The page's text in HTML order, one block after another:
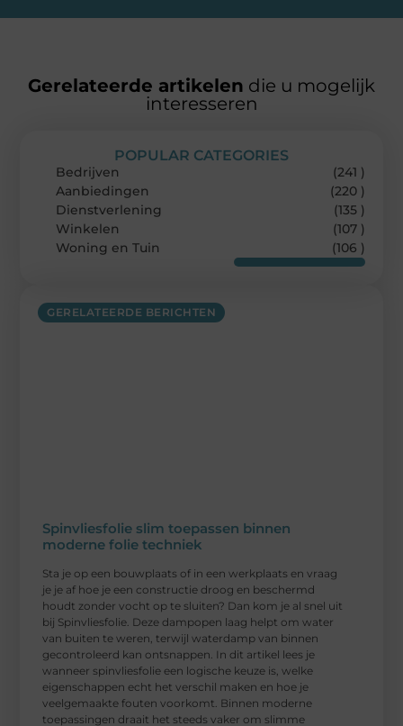
Gerelateerde artikelen die u mogelijk
interesseren
GERELATEERDE BERICHTEN
Spinvliesfolie slim toepassen binnen
moderne folie techniek
Sta je op een bouwplaats of in een werkplaats en vraag
je je af hoe je een constructie droog en beschermd
houdt zonder vocht op te sluiten? Dan kom je al snel uit
bij Spinvliesfolie. Deze dampopen laag helpt om water
van buiten te weren, terwijl waterdamp van binnen
gecontroleerd kan ontsnappen. In dit artikel lees je
wanneer spinvliesfolie een logische keuze is, welke
eigenschappen echt het verschil maken en hoe je
veelgemaakte fouten voorkomt. Binnen moderne
toepassingen draait het steeds vaker om slimme
POPULAR CATEGORIES
Bedrijven
(241 )
Aanbiedingen
(220 )
Dienstverlening
(135 )
Winkelen
(107 )
Woning en Tuin
(106 )